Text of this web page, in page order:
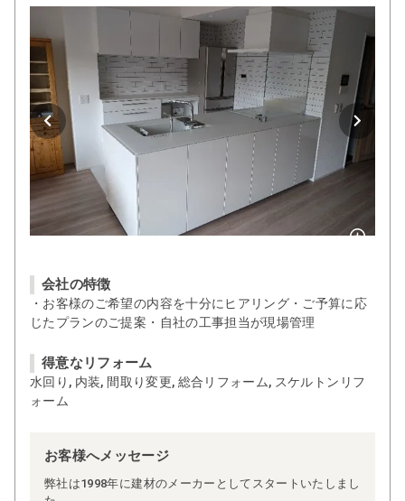
会社の特徴
・お客様のご希望の内容を十分にヒアリング・ご予算に応
じたプランのご提案・自社の工事担当が現場管理
得意なリフォーム
水回り, 内装, 間取り変更, 総合リフォーム, スケルトンリフ
ォーム
お客様へメッセージ
弊社は1998年に建材のメーカーとしてスタートいたしまし